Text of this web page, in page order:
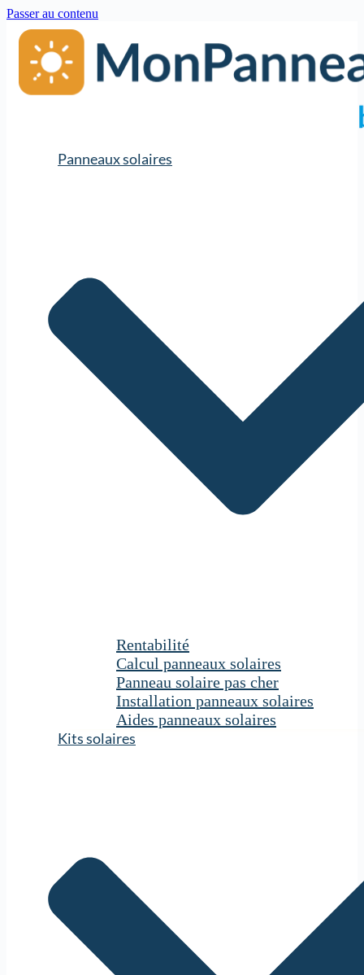
Passer au contenu
Panneaux solaires
Rentabilité
Calcul panneaux solaires
Panneau solaire pas cher
Installation panneaux solaires
Aides panneaux solaires
Kits solaires